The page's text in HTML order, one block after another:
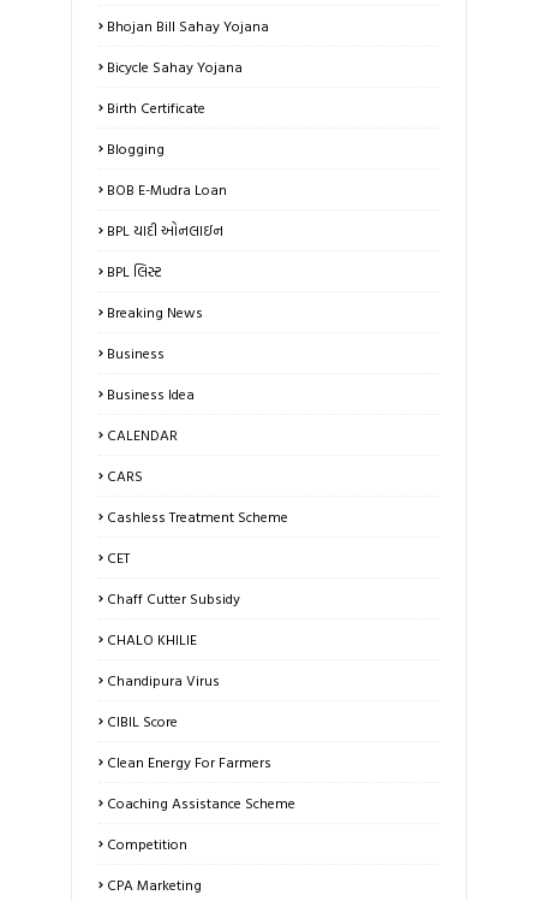
Bhojan Bill Sahay Yojana
Bicycle Sahay Yojana
Birth Certificate
Blogging
BOB E-Mudra Loan
BPL યાદી ઓનલાઇન
BPL લિસ્ટ
Breaking News
Business
Business Idea
CALENDAR
CARS
Cashless Treatment Scheme
CET
Chaff Cutter Subsidy
CHALO KHILIE
Chandipura Virus
CIBIL Score
Clean Energy For Farmers
Coaching Assistance Scheme
Competition
CPA Marketing